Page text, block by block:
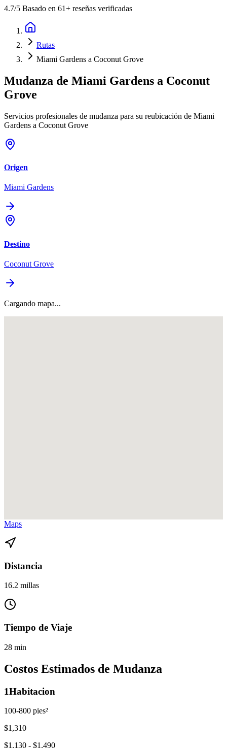
4.7/5 Basado en 61+ reseñas verificadas
Rutas
Miami Gardens a Coconut Grove
Mudanza de Miami Gardens a Coconut
Grove
Servicios profesionales de mudanza para su reubicación de Miami
Gardens a Coconut Grove
Origen
Miami Gardens
Destino
Coconut Grove
Cargando mapa...
Maps
Distancia
16.2 millas
Tiempo de Viaje
28 min
Costos Estimados de Mudanza
1Habitacion
100-800 pies²
$1,310
$1,130 - $1,490